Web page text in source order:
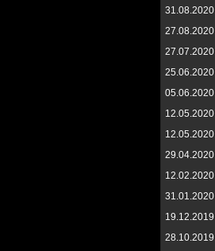
31.08.2020
27.08.2020
27.07.2020
25.06.2020
05.06.2020
12.05.2020
12.05.2020
29.04.2020
12.02.2020
31.01.2020
19.12.2019
28.10.2019